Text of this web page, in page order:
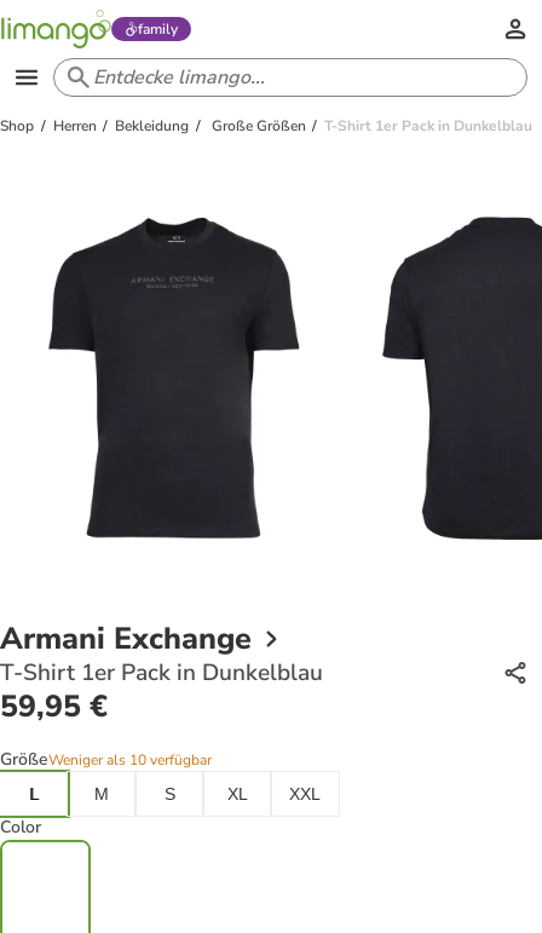
family
Shop Herren Bekleidung Große Größen T-Shirt 1er Pack in Dunkelblau
Armani Exchange
T-Shirt 1er Pack in Dunkelblau
59,95 €
GrößeWeniger als 10 verfügbar
L
M S XL XXL
Color